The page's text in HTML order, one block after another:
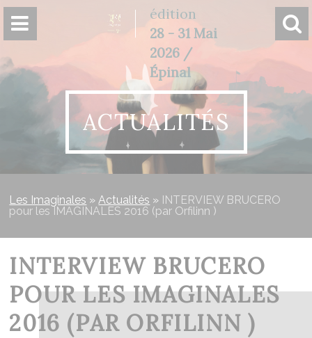
édition
28 - 31 Mai
2026 /
Épinal
ACTUALITÉS
Les Imaginales »Actualités » INTERVIEW BRUCERO
pour les IMAGINALES 2016 (par Orfilinn )
INTERVIEW BRUCERO
POUR LES IMAGINALES
2016 (PAR ORFILINN )
Panneau de gestion des cookies